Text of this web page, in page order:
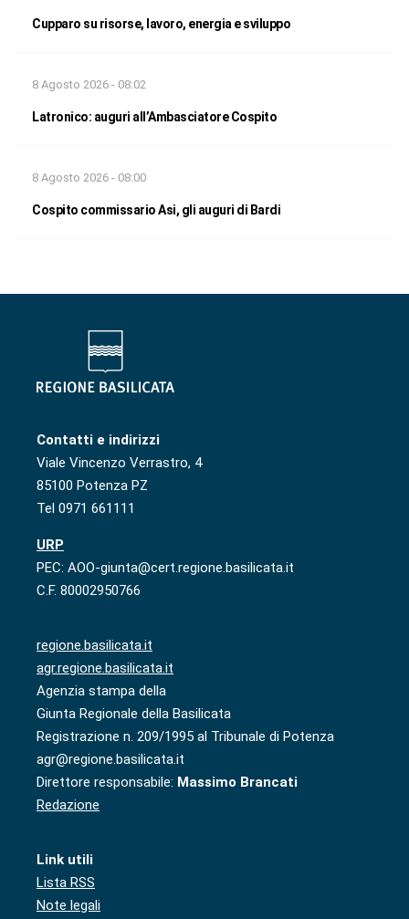
Cupparo su risorse, lavoro, energia e sviluppo
8 Agosto 2026 - 08:02
Latronico: auguri all’Ambasciatore Cospito
8 Agosto 2026 - 08:00
Cospito commissario Asi, gli auguri di Bardi
Contatti e indirizzi
Viale Vincenzo Verrastro, 4
85100 Potenza PZ
Tel 0971 661111
URP
PEC: AOO-giunta@cert.regione.basilicata.it
C.F. 80002950766
regione.basilicata.it
agr.regione.basilicata.it
Agenzia stampa della
Giunta Regionale della Basilicata
Registrazione n. 209/1995 al Tribunale di Potenza
agr@regione.basilicata.it
Direttore responsabile: Massimo Brancati
Redazione
Link utili
Lista RSS
Note legali